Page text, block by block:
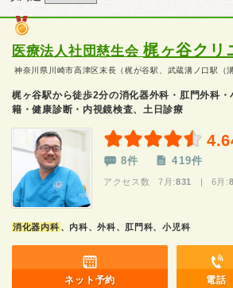
医療法人社団慈生会 梶ヶ谷クリ
神奈川県川崎市高津区末長（梶が谷駅、武蔵溝ノ口駅（
梶ヶ谷駅から徒歩2分の消化器外科・肛門外科
籍・健康診断・内視鏡検査、土日診療
8件 419件
アクセス数 7月:831 | 6月:
消化器内科 、内科、外科、肛門科、小児科
ネット予約 電話